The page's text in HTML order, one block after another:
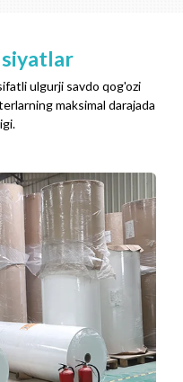
ulgurji savdo qog'ozi
maksimal darajada